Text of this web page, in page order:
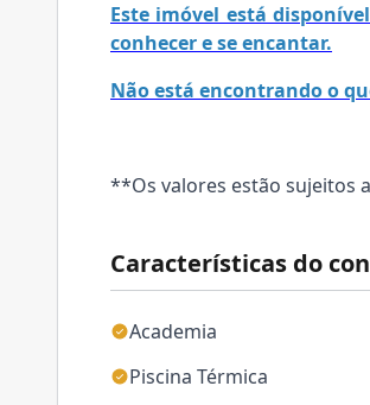
Características do
Academia
Piscina Térmica
Este imóvel está
conhecer e se encantar.
Não está encontrando o
**Os valores estão sujeitos